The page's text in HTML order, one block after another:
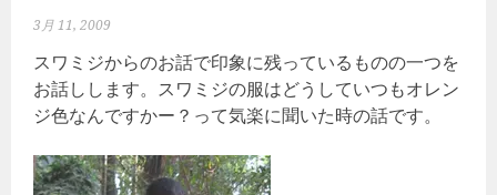
3月 11, 2009
スワミジからのお話で印象に残っているものの一つを
お話しします。スワミジの服はどうしていつもオレン
ジ色なんですかー？って気楽に聞いた時の話です。